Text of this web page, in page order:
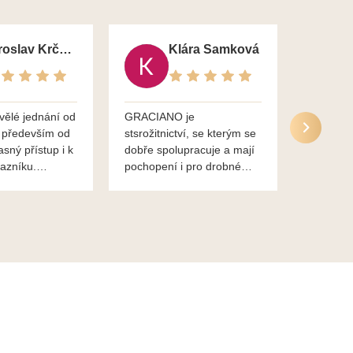
Jaroslav Krčma
jednání od
od
přístup i k
Klára Samková
GRACIANO je
stsrožitnictví, se kterým se
dobře spolupracuje a mají
pochopení i pro drobné
Služby
jsou po